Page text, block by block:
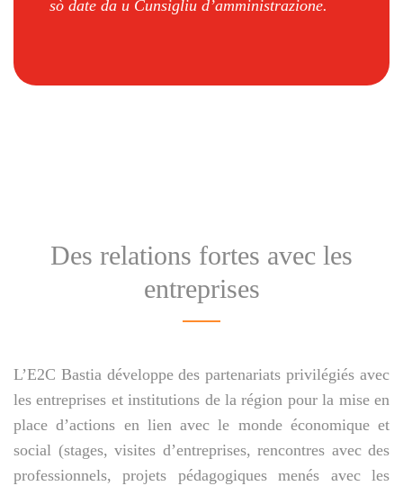
sò date da u Cunsigliu d’amministrazione.
Des relations fortes avec les
entreprises
L’E2C Bastia développe des partenariats privilégiés avec
les entreprises et institutions de la région pour la mise en
place d’actions en lien avec le monde économique et
social (stages, visites d’entreprises, rencontres avec des
professionnels, projets pédagogiques menés avec les